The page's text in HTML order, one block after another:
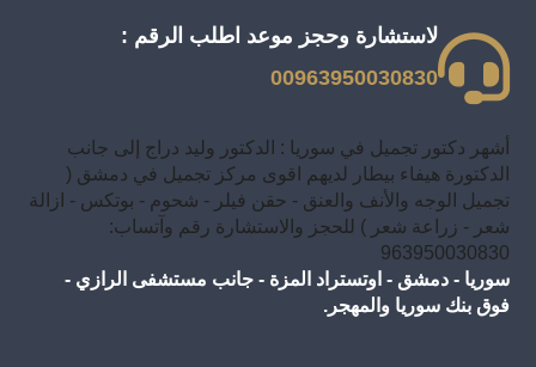
لاستشارة وحجز موعد اطلب الرقم :
00963950030830
أشهر دكتور تجميل في سوريا : الدكتور وليد دراج إلى جانب
الدكتورة هيفاء بيطار لديهم اقوى مركز تجميل في دمشق (
تجميل الوجه والأنف والعنق - حقن فيلر - شحوم - بوتكس - ازالة
شعر - زراعة شعر ) للحجز والاستشارة رقم وآتساب:
963950030830
سوريا - دمشق - اوتستراد المزة - جانب مستشفى الرازي -
فوق بنك سوريا والمهجر.